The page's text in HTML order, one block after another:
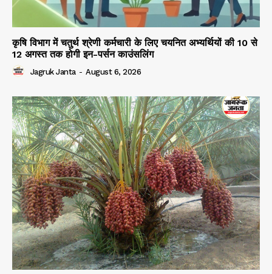
कृषि विभाग में चतुर्थ श्रेणी कर्मचारी के लिए चयनित अभ्यर्थियों की 10 से
12 अगस्त तक होगी इन-पर्सन काउंसलिंग
Jagruk Janta - August 6, 2026